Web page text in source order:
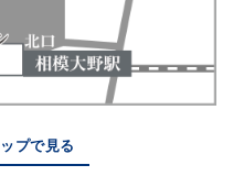
プで見る